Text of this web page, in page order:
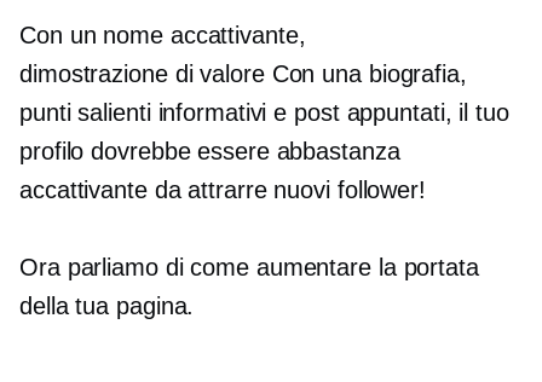
Con un nome accattivante,
dimostrazione di valoreCon una biografia,
punti salienti informativi e post appuntati, il tuo
profilo dovrebbe essere abbastanza
accattivante da attrarre nuovi follower!
Ora parliamo di come aumentare la portata
della tua pagina.